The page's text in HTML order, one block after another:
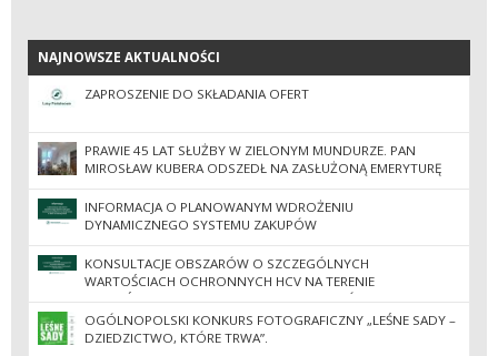
NAJNOWSZE AKTUALNOŚCI
NAJNOWSZE AKTUALNOŚCI
ZAPROSZENIE DO SKŁADANIA OFERT
PRAWIE 45 LAT SŁUŻBY W ZIELONYM MUNDURZE. PAN
MIROSŁAW KUBERA ODSZEDŁ NA ZASŁUŻONĄ EMERYTURĘ
INFORMACJA O PLANOWANYM WDROŻENIU
DYNAMICZNEGO SYSTEMU ZAKUPÓW
KONSULTACJE OBSZARÓW O SZCZEGÓLNYCH
WARTOŚCIACH OCHRONNYCH HCV NA TERENIE
NADLEŚNICTW REGIONALNEJ DYREKCJI LASÓW
PAŃSTWOWYCH W ZIELONEJ GÓRZE
OGÓLNOPOLSKI KONKURS FOTOGRAFICZNY „LEŚNE SADY –
DZIEDZICTWO, KTÓRE TRWA”.